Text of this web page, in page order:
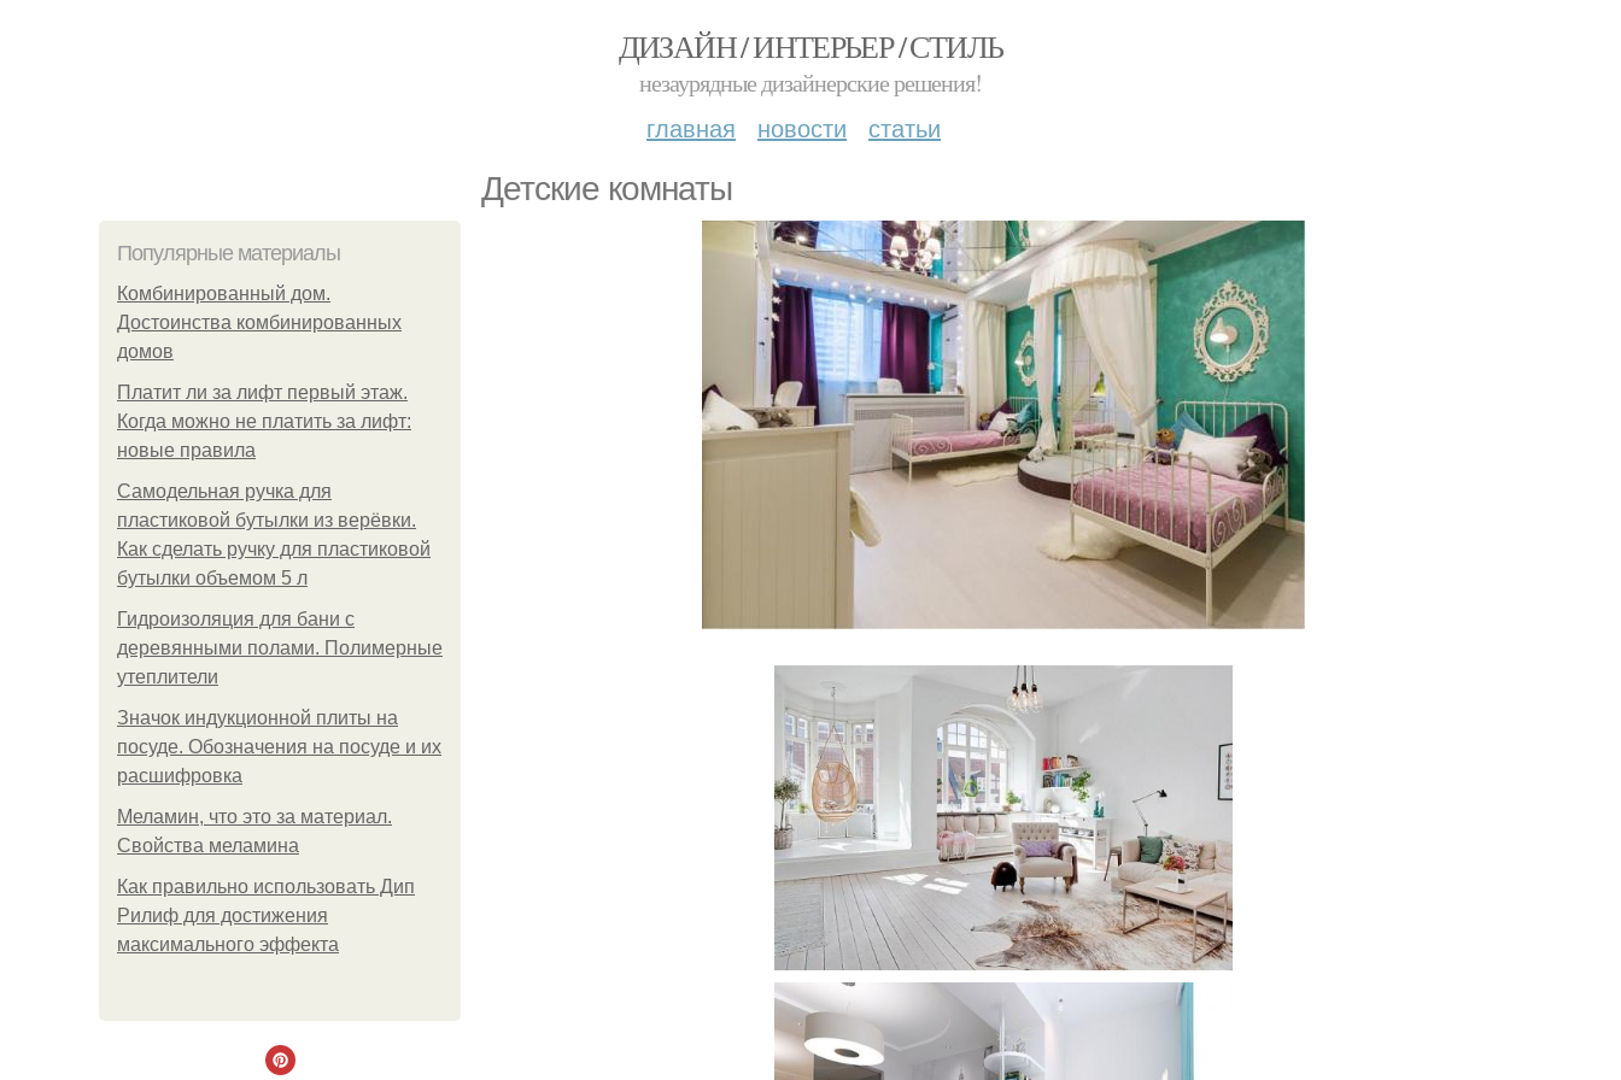
ДИЗАЙН / ИНТЕРЬЕР / СТИЛЬ
незаурядные дизайнерские решения!
главная новости статьи
Детские комнаты
Популярные материалы
Комбинированный дом.
Достоинства комбинированных
домов
Платит ли за лифт первый этаж.
Когда можно не платить за лифт:
новые правила
Самодельная ручка для
пластиковой бутылки из верёвки.
Как сделать ручку для пластиковой
бутылки объемом 5 л
Гидроизоляция для бани с
деревянными полами. Полимерные
утеплители
Значок индукционной плиты на
посуде. Обозначения на посуде и их
расшифровка
Меламин, что это за материал.
Свойства меламина
Как правильно использовать Дип
Рилиф для достижения
максимального эффекта